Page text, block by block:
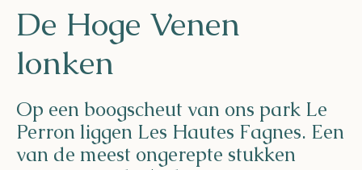
Helios
Contact
De Hoge Venen
lonken
Op een boogscheut van ons park Le
Perron liggen Les Hautes Fagnes. Een
van de meest ongerepte stukken